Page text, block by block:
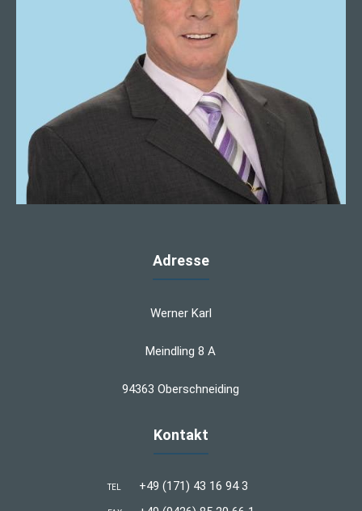
Adresse
Werner Karl
Meindling 8 A
94363 Oberschneiding
Kontakt
TEL +49 (171) 43 16 94 3